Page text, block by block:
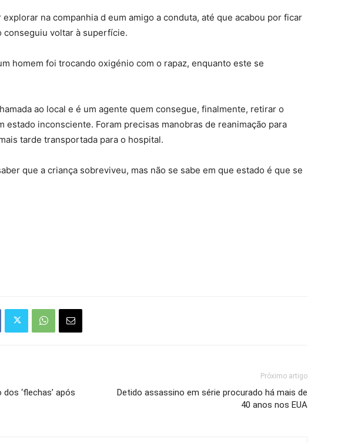
na companhia d eum amigo a conduta, até que acabou por ficar
conseguiu voltar à superfície.
homem foi trocando oxigénio com o rapaz, enquanto este se
ao local e é um agente quem consegue, finalmente, retirar o
estado inconsciente. Foram precisas manobras de reanimação para
tarde transportada para o hospital.
que a criança sobreviveu, mas não se sabe em que estado é que se
‘flechas’ após
Próximo artigo
Detido assassino em série procurado há mais de
40 anos nos EUA